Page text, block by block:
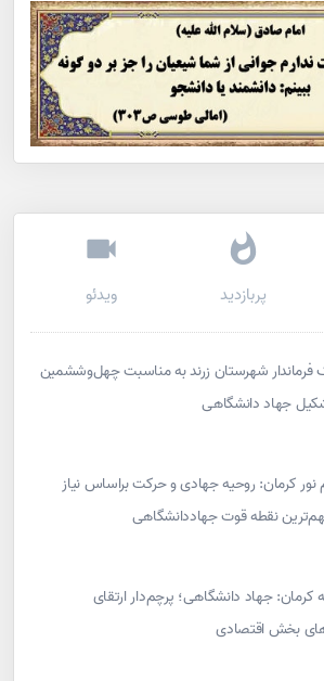
پربازدید ویدئو
فرماندار شهرستان زرند به مناسبت چهل‌وششمین
جهاد دانشگاهی
نور کرمان: روحیه جهادی و حرکت براساس نیاز
نقطه قوت جهاددانشگاهی
کرمان: جهاد دانشگاهی؛ پرچم‌دار ارتقای
بخش اقتصادی